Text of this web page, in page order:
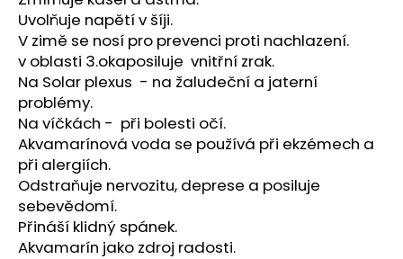
Uvolňuje napětí v šíji.
V zimě se nosí pro prevenci proti nachlazení.
v oblasti 3.okaposiluje vnitřní zrak.
Na Solar plexus - na žaludeční a jaterní
problémy.
Na víčkách - při bolesti očí.
Akvamarínová voda se používá při ekzémech a
při alergiích.
Odstraňuje nervozitu, deprese a posiluje
sebevědomí.
Přináší klidný spánek.
Akvamarín jako zdroj radosti.
TAROT
SVĚTLA
A
STÍNŮ
699
Kč